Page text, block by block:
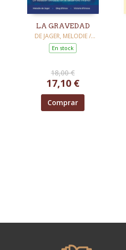
LA GRAVEDAD
DE JAGER, MELODIE /
EFIMOV, OLEG / EFIMOVA,
VICTORIA
En stock
18,00 €
17,10 €
Comprar